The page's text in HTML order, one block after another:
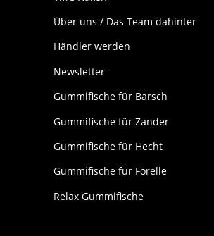
Über uns / Das Team dahinter
Händler werden
Newsletter
Gummifische für Barsch
Gummifische für Zander
Gummifische für Hecht
Gummifische für Forelle
Relax Gummifische